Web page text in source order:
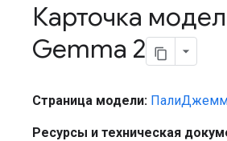
Карточка
Gemma 2
Страница модели:
Ресурсы и техническая